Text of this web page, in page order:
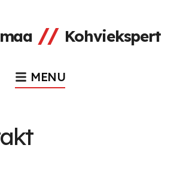
// Kohviekspert
MENU